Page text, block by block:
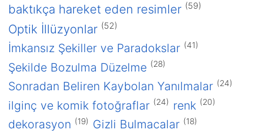
baktıkça hareket eden resimler (59)
Optik İllüzyonlar (52)
İmkansız Şekiller ve Paradokslar (41)
Şekilde Bozulma Düzelme (28)
Sonradan Beliren Kaybolan Yanılmalar (24)
ilginç ve komik fotoğraflar (24) renk (20)
dekorasyon (19) Gizli Bulmacalar (18)
2016
Ocak 2016
2015